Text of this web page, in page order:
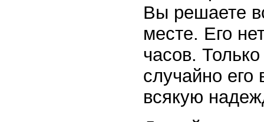
Вы решаете
месте. Его
часов.
случайно его
всякую